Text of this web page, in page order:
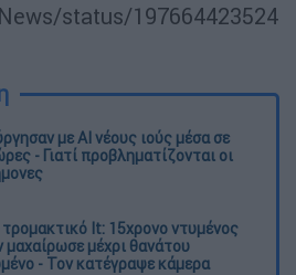
status/197664423524
με AI νέους ιούς μέσα σε
- Γιατί προβληματίζονται οι
It: 15χρονο ντυμένος
μαχαίρωσε μέχρι θανάτου
- Τον κατέγραψε κάμερα